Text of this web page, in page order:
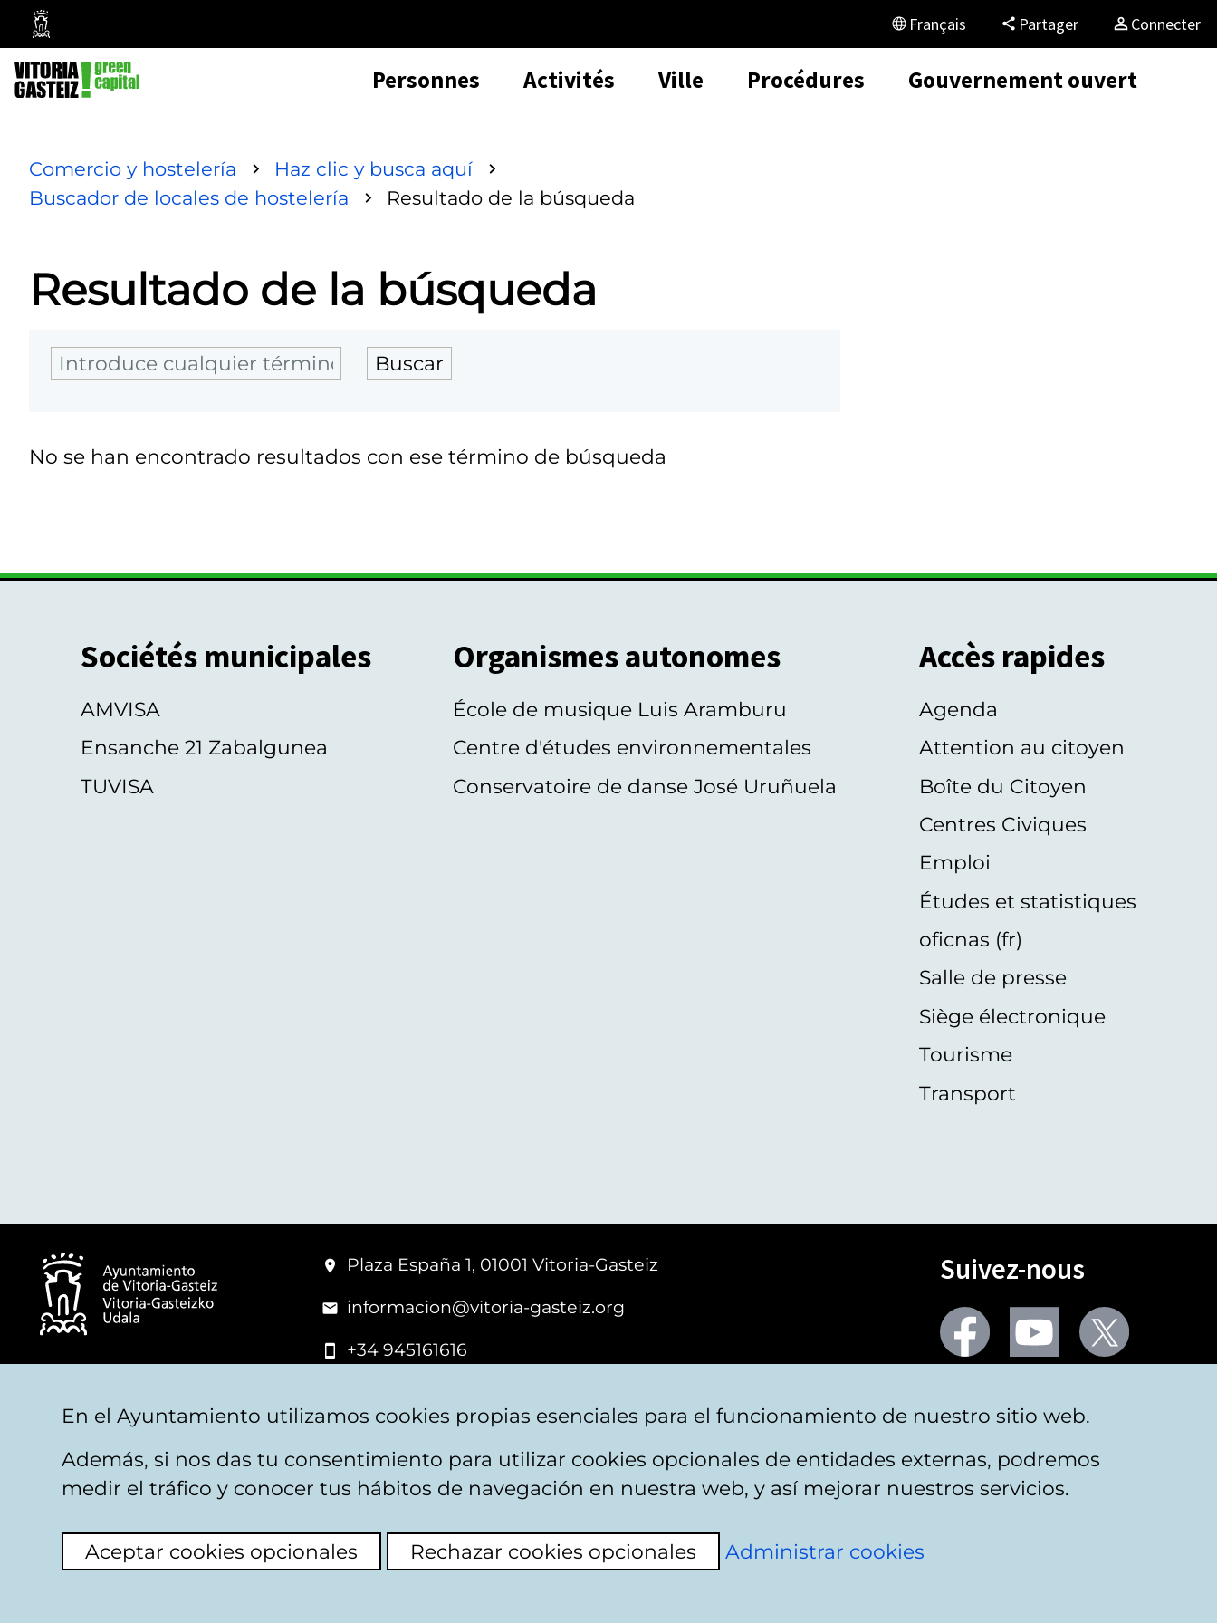
Mairie
de
Vitoria-
Gasteiz
Français Partager Connecter
Personnes Activités Ville Procédures Gouvernement ouvert
Comercio y hostelería
Haz clic y busca aquí
Buscador de locales de hostelería
Resultado de la búsqueda
Resultado de la búsqueda
No se han encontrado resultados con ese término de búsqueda
Sociétés municipales
AMVISA
Ensanche 21 Zabalgunea
TUVISA
Organismes autonomes
École de musique Luis Aramburu
Centre d'études environnementales
Conservatoire de danse José Uruñuela
Accès rapides
Agenda
Attention au citoyen
Boîte du Citoyen
Centres Civiques
Emploi
Études et statistiques
oficnas (fr)
Salle de presse
Siège électronique
Tourisme
Transport
Plaza España 1, 01001 Vitoria-Gasteiz
informacion@vitoria-gasteiz.org
+34 945161616
Suivez-nous
Facebook Youtube
Mentions légalesConfidentialité Politica de cookies Plan du site Accessibilité Contact
En el Ayuntamiento utilizamos cookies propias esenciales para el funcionamiento de nuestro sitio web.
Además, si nos das tu consentimiento para utilizar cookies opcionales de entidades externas, podremos
medir el tráfico y conocer tus hábitos de navegación en nuestra web, y así mejorar nuestros servicios.
Aceptar cookies opcionales Rechazar cookies opcionales Administrar cookies